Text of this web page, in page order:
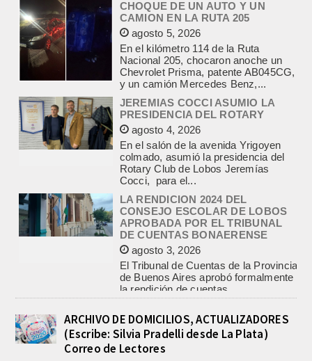
En el kilómetro 114 de la Ruta
Nacional 205, chocaron anoche un
Chevrolet Prisma, patente AB045CG,
y un camión Mercedes Benz,...
JEREMIAS COCCI ASUMIO LA
PRESIDENCIA DEL ROTARY
agosto 4, 2026
En el salón de la avenida Yrigoyen
colmado, asumió la presidencia del
Rotary Club de Lobos Jeremías
Cocci, para el...
LA RENDICION 2024 DEL
CONSEJO ESCOLAR DE LOBOS
APROBADA POR EL TRIBUNAL
DE CUENTAS BONAERENSE
agosto 3, 2026
El Tribunal de Cuentas de la Provincia
de Buenos Aires aprobó formalmente
la rendición de cuentas
correspondiente al Ejercicio 2024,...
PRE-FEDERAL MASCULINO DE
BASQUET EN CADETES:
ATHLETIC JUEGA EL
TRIANGULAR FINAL
agosto 6, 2026
Por el torneo Pre-federal de Básquet,
el equipo de Cadetes de Athletic, logró
ARCHIVO DE DOMICILIOS, ACTUALIZADORES
(Escribe: Silvia Pradelli desde La Plata)
Correo de Lectores